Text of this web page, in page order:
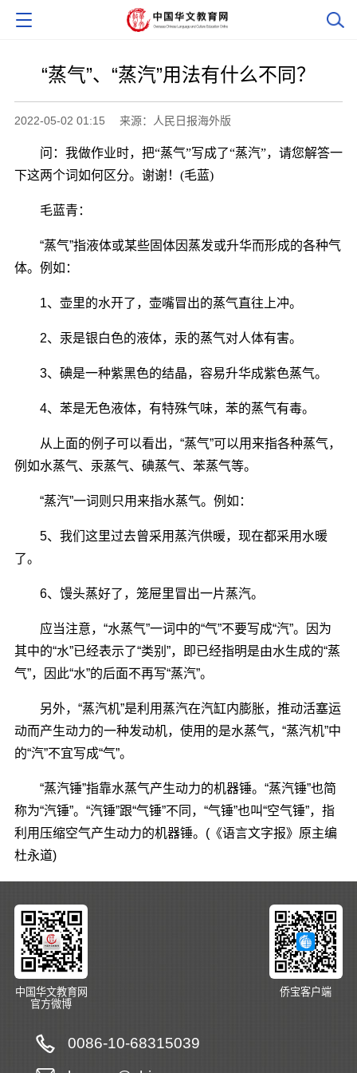
“蒸气”、“蒸汽”用法有什么不同？
2022-05-02 01:15 来源：人民日报海外版
问：我做作业时，把“蒸气”写成了“蒸汽”，请您解答一
下这两个词如何区分。谢谢！(毛蓝)
毛蓝青：
“蒸气”指液体或某些固体因蒸发或升华而形成的各种气
体。例如：
1、壶里的水开了，壶嘴冒出的蒸气直往上冲。
2、汞是银白色的液体，汞的蒸气对人体有害。
3、碘是一种紫黑色的结晶，容易升华成紫色蒸气。
4、苯是无色液体，有特殊气味，苯的蒸气有毒。
从上面的例子可以看出，“蒸气”可以用来指各种蒸气，
例如水蒸气、汞蒸气、碘蒸气、苯蒸气等。
“蒸汽”一词则只用来指水蒸气。例如：
5、我们这里过去曾采用蒸汽供暖，现在都采用水暖
了。
6、馒头蒸好了，笼屉里冒出一片蒸汽。
应当注意，“水蒸气”一词中的“气”不要写成“汽”。因为
其中的“水”已经表示了“类别”，即已经指明是由水生成的“蒸
气”，因此“水”的后面不再写“蒸汽”。
另外，“蒸汽机”是利用蒸汽在汽缸内膨胀，推动活塞运
动而产生动力的一种发动机，使用的是水蒸气，“蒸汽机”中
的“汽”不宜写成“气”。
“蒸汽锤”指靠水蒸气产生动力的机器锤。“蒸汽锤”也简
称为“汽锤”。“汽锤”跟“气锤”不同，“气锤”也叫“空气锤”，指
利用压缩空气产生动力的机器锤。(《语言文字报》原主编
杜永道)
中国华文教育网
官方微博
侨宝客户端
0086-10-68315039